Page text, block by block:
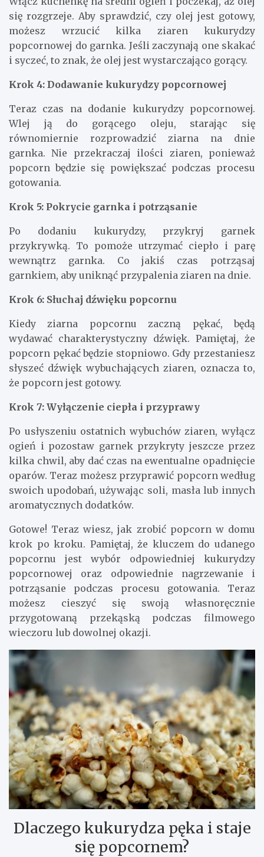
się rozgrzeje. Aby sprawdzić, czy olej jest gotowy,
możesz wrzucić kilka ziaren kukurydzy
popcornowej do garnka. Jeśli zaczynają one skakać
i syczeć, to znak, że olej jest wystarczająco gorący.
Krok 4: Dodawanie kukurydzy popcornowej
Teraz czas na dodanie kukurydzy popcornowej.
Wlej ją do gorącego oleju, starając się
równomiernie rozprowadzić ziarna na dnie
garnka. Nie przekraczaj ilości ziaren, ponieważ
popcorn będzie się powiększać podczas procesu
gotowania.
Krok 5: Pokrycie garnka i potrząsanie
Po dodaniu kukurydzy, przykryj garnek
przykrywką. To pomoże utrzymać ciepło i parę
wewnątrz garnka. Co jakiś czas potrząsaj
garnkiem, aby uniknąć przypalenia ziaren na dnie.
Krok 6: Słuchaj dźwięku popcornu
Kiedy ziarna popcornu zaczną pękać, będą
wydawać charakterystyczny dźwięk. Pamiętaj, że
popcorn pękać będzie stopniowo. Gdy przestaniesz
słyszeć dźwięk wybuchających ziaren, oznacza to,
że popcorn jest gotowy.
Krok 7: Wyłączenie ciepła i przyprawy
Po usłyszeniu ostatnich wybuchów ziaren, wyłącz
ogień i pozostaw garnek przykryty jeszcze przez
kilka chwil, aby dać czas na ewentualne opadnięcie
oparów. Teraz możesz przyprawić popcorn według
swoich upodobań, używając soli, masła lub innych
aromatycznych dodatków.
Gotowe! Teraz wiesz, jak zrobić popcorn w domu
krok po kroku. Pamiętaj, że kluczem do udanego
popcornu jest wybór odpowiedniej kukurydzy
popcornowej oraz odpowiednie nagrzewanie i
potrząsanie podczas procesu gotowania. Teraz
możesz cieszyć się swoją własnoręcznie
przygotowaną przekąską podczas filmowego
wieczoru lub dowolnej okazji.
Dlaczego kukurydza pęka i staje
się popcornem?